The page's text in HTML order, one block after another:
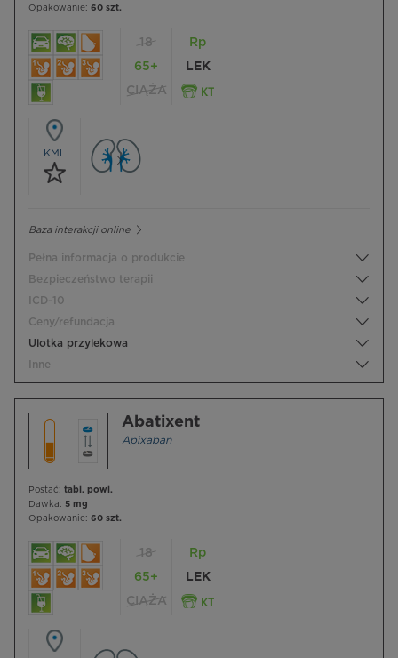
Opakowanie: 60 szt.
18
65+
CIĄŻA
Rp
LEK
KML
Baza interakcji online
Pełna informacja o produkcie
Bezpieczeństwo terapii
ICD-10
Ceny/refundacja
Ulotka przylekowa
Inne
Abatixent
Apixaban
Postać: tabl. powl.
Dawka: 5 mg
Opakowanie: 60 szt.
18
65+
CIĄŻA
Rp
LEK